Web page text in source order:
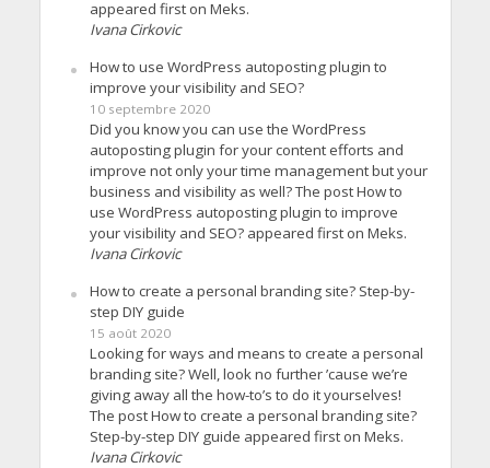
appeared first on Meks.
Ivana Cirkovic
How to use WordPress autoposting plugin to
improve your visibility and SEO?
10 septembre 2020
Did you know you can use the WordPress
autoposting plugin for your content efforts and
improve not only your time management but your
business and visibility as well? The post How to
use WordPress autoposting plugin to improve
your visibility and SEO? appeared first on Meks.
Ivana Cirkovic
How to create a personal branding site? Step-by-
step DIY guide
15 août 2020
Looking for ways and means to create a personal
branding site? Well, look no further ’cause we’re
giving away all the how-to’s to do it yourselves!
The post How to create a personal branding site?
Step-by-step DIY guide appeared first on Meks.
Ivana Cirkovic